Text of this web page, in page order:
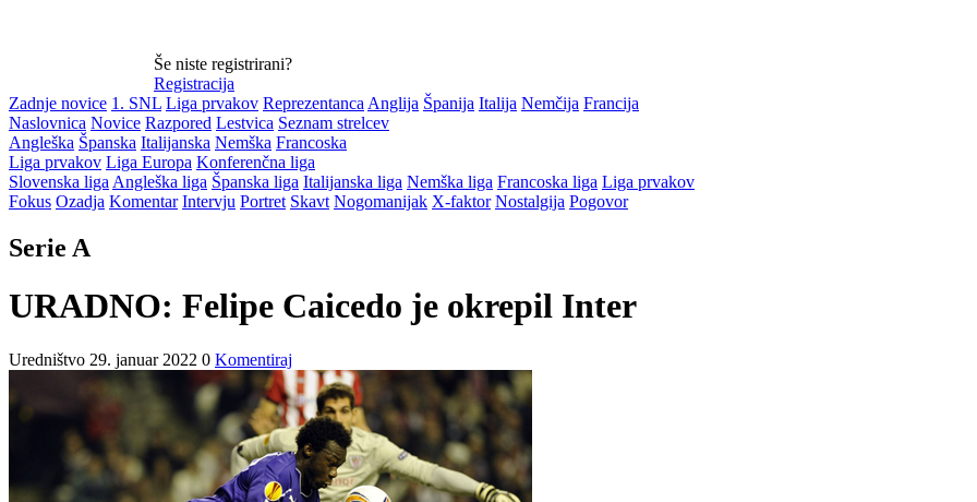
Še niste registrirani?
Registracija
Zadnje novice 1. SNL Liga prvakov Reprezentanca Anglija Španija Italija Nemčija Francija
Naslovnica Novice Razpored Lestvica Seznam strelcev
Angleška Španska Italijanska Nemška Francoska
Liga prvakov Liga Europa Konferenčna liga
Slovenska liga Angleška liga Španska liga Italijanska liga Nemška liga Francoska liga Liga prvakov
Fokus Ozadja Komentar Intervju Portret Skavt Nogomanijak X-faktor Nostalgija Pogovor
Serie A
URADNO: Felipe Caicedo je okrepil Inter
Uredništvo 29. januar 2022 0 Komentiraj